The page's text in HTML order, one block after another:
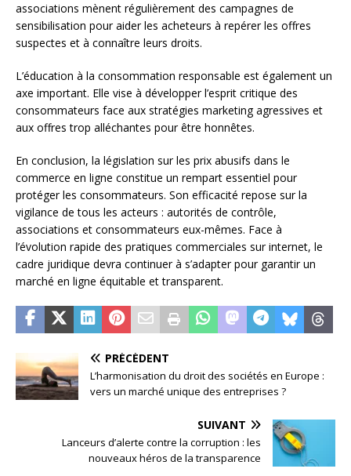
associations mènent régulièrement des campagnes de
sensibilisation pour aider les acheteurs à repérer les offres
suspectes et à connaître leurs droits.
L’éducation à la consommation responsable est également un
axe important. Elle vise à développer l’esprit critique des
consommateurs face aux stratégies marketing agressives et
aux offres trop alléchantes pour être honnêtes.
En conclusion, la législation sur les prix abusifs dans le
commerce en ligne constitue un rempart essentiel pour
protéger les consommateurs. Son efficacité repose sur la
vigilance de tous les acteurs : autorités de contrôle,
associations et consommateurs eux-mêmes. Face à
l’évolution rapide des pratiques commerciales sur internet, le
cadre juridique devra continuer à s’adapter pour garantir un
marché en ligne équitable et transparent.
PRÉCÉDENT
L’harmonisation du droit des sociétés en Europe :
vers un marché unique des entreprises ?
SUIVANT
Lanceurs d’alerte contre la corruption : les
nouveaux héros de la transparence